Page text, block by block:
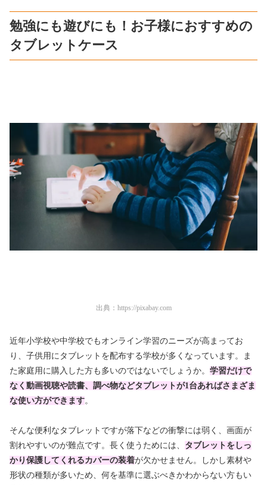
勉強にも遊びにも！お子様におすすめの
タブレットケース
出典： https://pixabay.com
近年小学校や中学校でもオンライン学習のニーズが高まってお
り、子供用にタブレットを配布する学校が多くなっています。ま
た家庭用に購入した方も多いのではないでしょうか。 学習だけで
なく動画視聴や読書、調べ物などタブレットが1台あればさまざま
な使い方ができます。
そんな便利なタブレットですが落下などの衝撃には弱く、画面が
割れやすいのが難点です。長く使うためには、 タブレットをしっ
かり保護してくれるカバーの装着が欠かせません。しかし素材や
形状の種類が多いため、何を基準に選ぶべきかわからない方もい